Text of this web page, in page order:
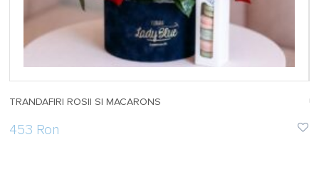
TRANDAFIRI ROSII SI MACARONS
453 Ron